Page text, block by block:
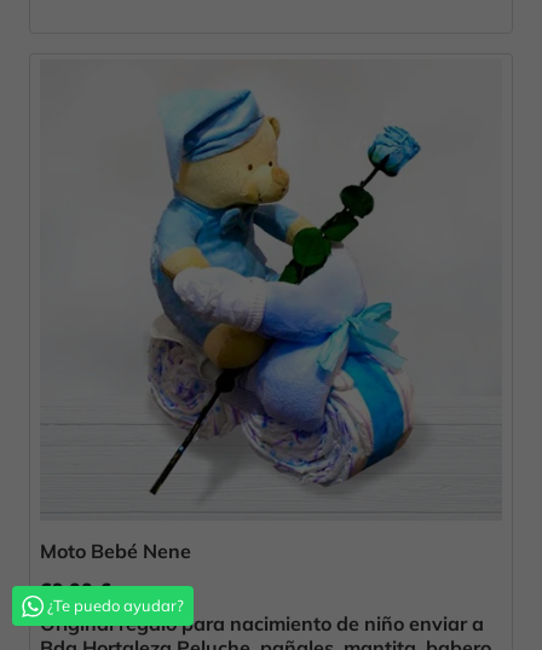
Moto Bebé Nene
69,00 €
Original regalo para nacimiento de niño enviar a
¿Te puedo ayudar?